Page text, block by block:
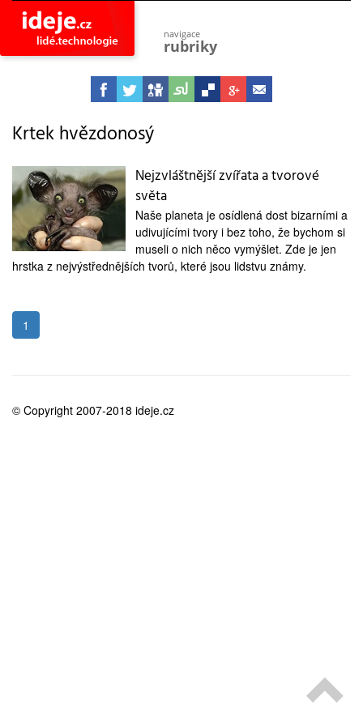
navigace
rubriky
astro
vesmír
společnost
objevy
vynálezy
planeta
přiroda
pokrok
Krtek hvězdonosý
Nejzvláštnější zvířata a tvorové
světa
Naše planeta je osídlená dost bizarními a
udivujícími tvory i bez toho, že bychom si
museli o nich něco vymýšlet. Zde je jen
hrstka z nejvýstřednějších tvorů, které jsou lidstvu známy.
1
© Copyright 2007-2018 ideje.cz